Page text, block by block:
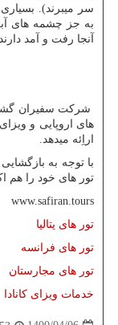
سر میبرند).
به جز چشمه های
آنجا رفت و آمد
شرکت سفیران گشت
های اروپایی و
اراِئه میدهد.
با توجه به
تور های خود را هم
www.safiran.tours
تور های یتالیا
تور های فرانسه
تور های مجارستان
خدمات ویزای کانادا